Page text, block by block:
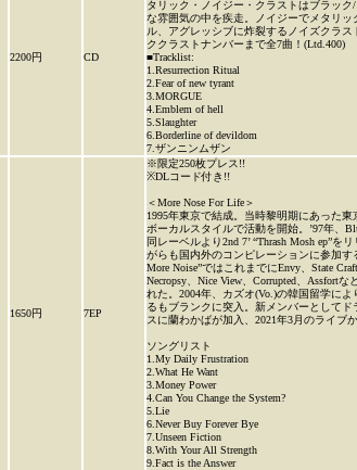
2200円 CD
タリック・ノイジー・クラストはブラッ
な雰囲気の中を疾走。ノイジーでメタリ
ル、アグレッシブに炸裂するノイズクラ
ククラストナンバーまで全7曲！(Ltd.400)
■Tracklist:
1.Resurrection Ritual
2.Fear of new tyrant
3.MORGUE
4.Emblem of hell
5.Slaughter
6.Borderline of devildom
7.ザンニンムザン
1650円 7EP
※限定250枚プレス!!
※DLコード付き!!
＜More Nose For Life＞
1995年東京で結成。当時黎明期にあった東
ボーカルスタイルで活動を開始。’97年、
同レーベルより2nd 7’ “Thrash Mosh ep”
がらも国内外のコンピレーションに参加す
More Noise”ではこれまでにEnvy、State
Necropsy、Nice View、Corrupted、Assfort
れた。2004年、カズオ(Vo.)の韓国留学に
るもブランクに突入。新メンバーとしてド
スに蘭わかばが加入、2021年3月のライブ
ソングリスト
1.My Daily Frustration
2.What He Want
3.Money Power
4.Can You Change the System?
5.Lie
6.Never Buy Forever Bye
7.Unseen Fiction
8.With Your All Strength
9.Fact is the Answer